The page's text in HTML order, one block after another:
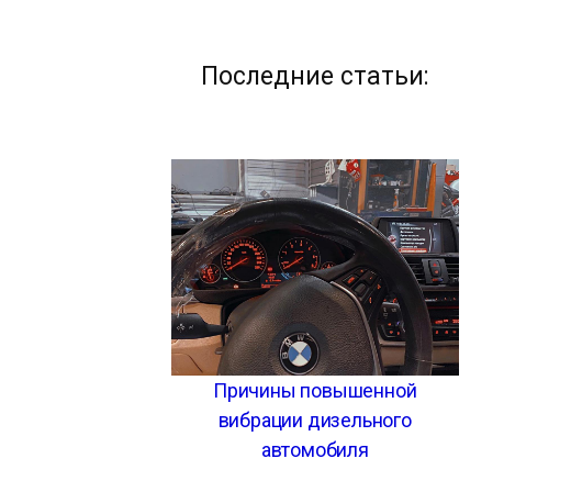
Последние статьи:
Причины повышенной
вибрации дизельного
автомобиля